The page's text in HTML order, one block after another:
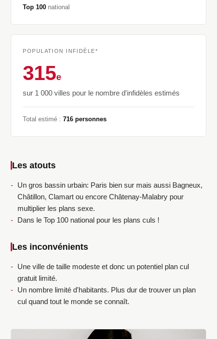
Top 100 national
POPULATION INFIDÈLE*
315e
sur 1 000 villes pour le nombre d'infidèles estimés
Total estimé :716 personnes
Les atouts
Un gros bassin urbain: Paris bien sur mais aussi Bagneux,
Châtillon, Clamart ou encore Châtenay-Malabry pour
multiplier les plans sexe.
Dans le Top 100 national pour les plans culs !
Les inconvénients
Une ville de taille modeste et donc un potentiel plan cul
gratuit limité.
Un nombre limité d'habitants. Plus dur de trouver un plan
cul quand tout le monde se connaît.